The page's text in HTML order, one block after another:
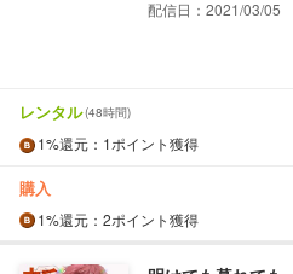
配信日：2021/03/05
レンタル(48時間)
1%還元 ：1ポイント獲得
購入
1%還元 ：2ポイント獲得